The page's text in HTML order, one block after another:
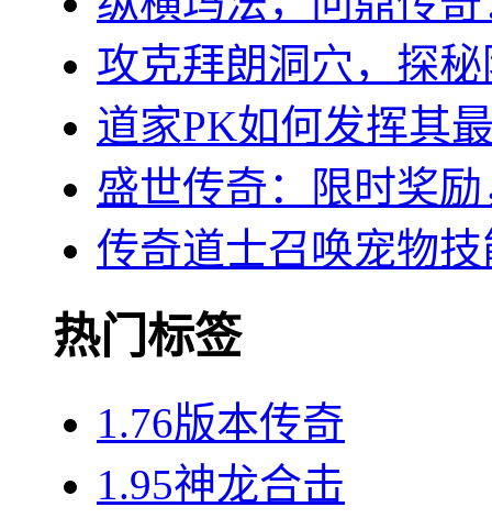
攻克拜朗洞穴，探
道家PK如何发挥其
盛世传奇：限时奖
传奇道士召唤宠物
热门标签
1.76版本传奇
1.95神龙合击